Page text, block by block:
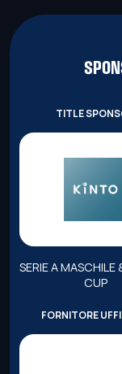
TITLE
SERIE A MASCHILE
CUP
FORNITORE